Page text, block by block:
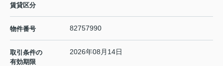
賃貸区分
物件番号 82757990
取引条件の
有効期限
2026年08月14日